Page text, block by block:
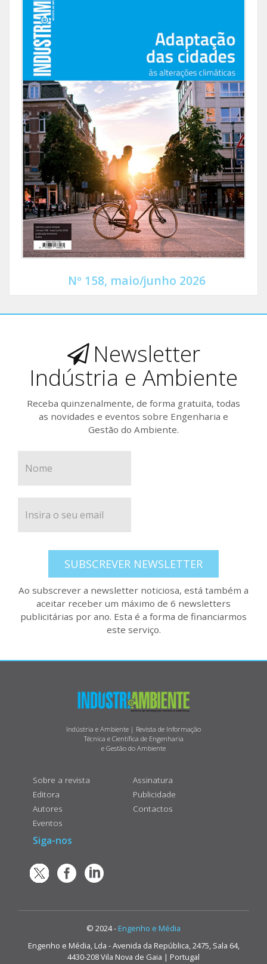
Nº 158, maio/junho 2026
Newsletter
Indústria e Ambiente
Receba quinzenalmente, de forma gratuita, todas
as novidades e eventos sobre Engenharia e
Gestão do Ambiente.
SUBSCREVER NEWSLETTER
Ao subscrever a newsletter noticiosa, está também a
aceitar receber um máximo de 6 newsletters
publicitárias por ano. Esta é a forma de financiarmos
este serviço.
Indústria e Ambiente | Revista de Informação
Técnica e Científica de Engenharia
e Gestão do Ambiente
Sobre a revista
Editora
Autores
Eventos
Assinatura
Publicidade
Contactos
Siga-nos
© 2024 - Engenho e Média
Engenho e Média, Lda - Avenida da República, 2475, Sala 64,
4430-208 Vila Nova de Gaia | Portugal